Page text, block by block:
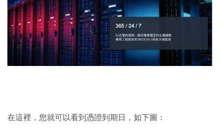
在這裡，您就可以看到憑證到期日，如下圖：